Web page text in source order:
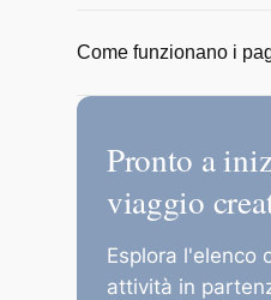
dalla data di inizio
Come funzionano i
Puoi pagare in totale
Bancario.
Pronto a
viaggio
Esplora l'elenco
attività in